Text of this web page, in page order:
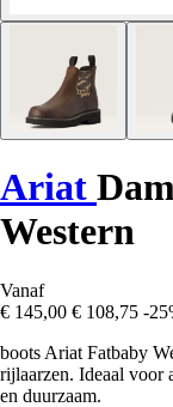
Ariat
Western
Vanaf
€ 145,00 € 108,75 -
boots Ariat Fatbaby
rijlaarzen. Ideaal voor
en duurzaam.